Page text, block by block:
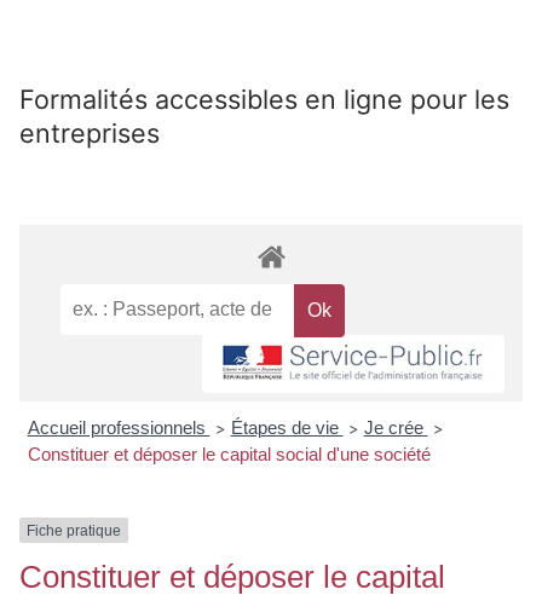
Formalités accessibles en ligne pour les
entreprises
Accueil professionnels > Étapes de vie > Je crée >
Constituer et déposer le capital social d'une société
Fiche pratique
Constituer et déposer le capital